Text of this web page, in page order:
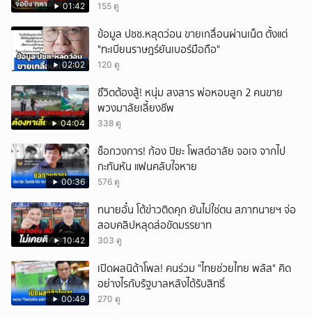
01:42 155 ดู
02:02
ข้อมูล ปชช.หลุดว่อน ขายเกลื่อนผ่านเน็ต ตั้งแต่
"ทะเบียนราษฎร์ยันเบอร์มือถือ"
120 ดู
04:04
ชึวิตต้องสู้! หนุ่ม สงสาร พ่อหอบลูก 2 คนขาย
พวงมาลัยเลี้ยงชีพ
338 ดู
00:36
ช็อกวงการ! ก้อง ปิยะ โพสต์อาลัย จอเจ จากไป
กะทันหัน แฟนคลับใจหาย
576 ดู
10:42
ทนายอั๋น โต้ข่าวติดคุก ยันไม่ใช่ตน สภาทนายฯ จ่อ
สอบคลิปหลุดส่อขัดมรรยาท
303 ดู
00:49
เปิดผลนิด้าโพล! คนร่วม "ไทยช่วยไทย พลัส" คิด
อย่างไรกับรัฐบาลหลังได้รับสิทธิ์
270 ดู